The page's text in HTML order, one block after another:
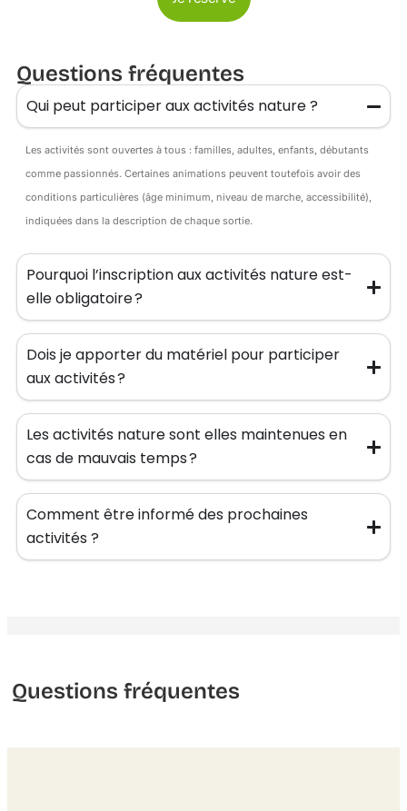
Questions fréquentes
Qui peut participer aux activités nature ?
Les activités sont ouvertes à tous : familles, adultes, enfants, débutants
comme passionnés. Certaines animations peuvent toutefois avoir des
conditions particulières (âge minimum, niveau de marche, accessibilité),
indiquées dans la description de chaque sortie.
Pourquoi l’inscription aux activités nature est-
elle obligatoire ?
Dois je apporter du matériel pour participer
aux activités ?
Les activités nature sont elles maintenues en
cas de mauvais temps ?
Comment être informé des prochaines
activités ?
Questions fréquentes